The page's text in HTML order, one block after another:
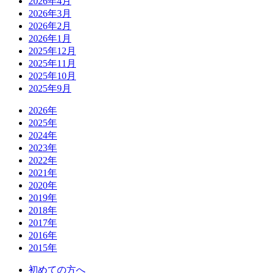
2026年3月
2026年2月
2026年1月
2025年12月
2025年11月
2025年10月
2025年9月
2026年
2025年
2024年
2023年
2022年
2021年
2020年
2019年
2018年
2017年
2016年
2015年
初めての方へ